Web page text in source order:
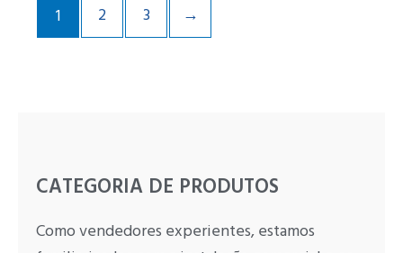
1 2 3 →
CATEGORIA DE PRODUTOS
Como vendedores experientes, estamos